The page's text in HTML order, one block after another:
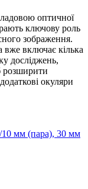
оптичної
ключову роль
зображення.
вже включає кілька
досліджень,
розширити
окуляри